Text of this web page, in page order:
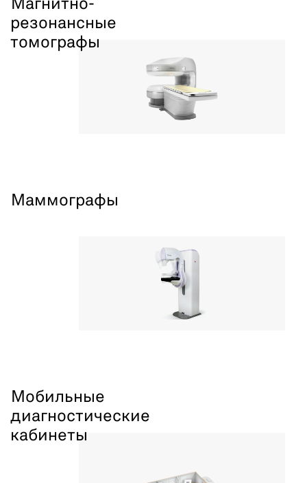
Магнитно-
резонансные
томографы
Маммографы
Мобильные
диагностические
кабинеты